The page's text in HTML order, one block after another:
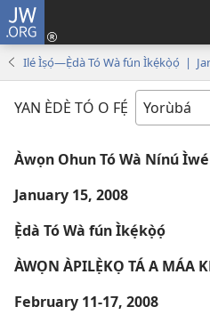
JW.ORG
Ilé Ìṣọ́—Ẹ̀dà Tó Wà fún Ìkẹ́kọ̀ọ́ |
YAN ÈDÈ TÓ O FẸ́
Àwọn Ohun Tó Wà Nínú
January 15, 2008
Ẹ̀dà Tó Wà fún Ìkẹ́kọ̀ọ́
ÀWỌN ÀPILẸ̀KỌ TÁ A MÁA
February 11-17, 2008